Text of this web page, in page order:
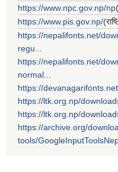
https://www.npc.gov.np/np
https://www.pis.gov.np/
https://nepalifonts.net/
regu...
https://nepalifonts.net/
normal...
https://
https://ltk.org.np/
https://ltk.org.np/
https://archive.org/
tools/